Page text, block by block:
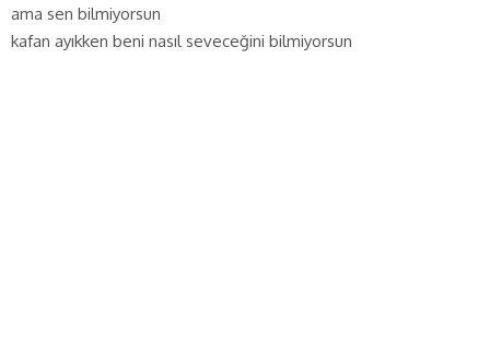
ama sen bilmiyorsun
kafan ayıkken beni nasıl seveceğini bilmiyorsun